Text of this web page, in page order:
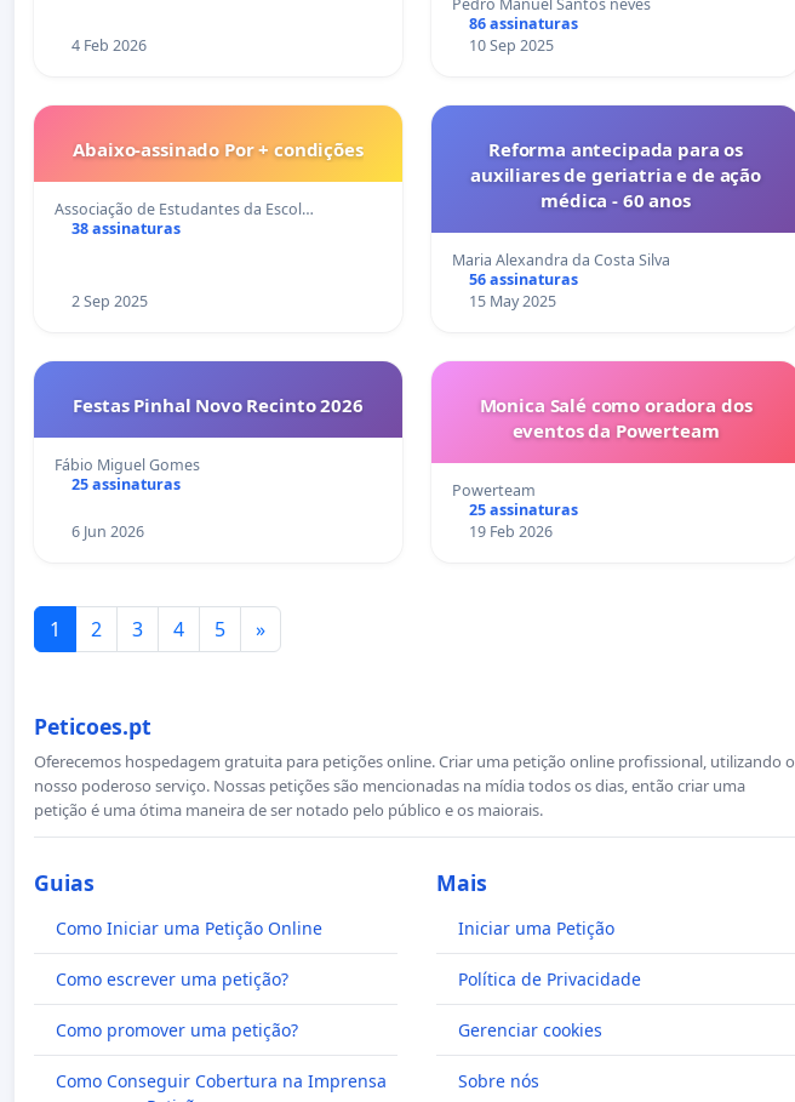
4 Feb 2026
86 assinaturas
10 Sep 2025
Abaixo-assinado Por + condições
Associação de Estudantes da Escol…
38 assinaturas
2 Sep 2025
Reforma antecipada para os
auxiliares de geriatria e de ação
médica - 60 anos
Maria Alexandra da Costa Silva
56 assinaturas
15 May 2025
Festas Pinhal Novo Recinto 2026
Fábio Miguel Gomes
25 assinaturas
6 Jun 2026
Monica Salé como oradora dos
eventos da Powerteam
Powerteam
25 assinaturas
19 Feb 2026
1 2 3 4 5 »
Peticoes.pt
Oferecemos hospedagem gratuita para petições online. Criar uma petição online profissional, utilizando o
nosso poderoso serviço. Nossas petições são mencionadas na mídia todos os dias, então criar uma
petição é uma ótima maneira de ser notado pelo público e os maiorais.
Guias
Como Iniciar uma Petição Online
Como escrever uma petição?
Como promover uma petição?
Como Conseguir Cobertura na Imprensa
Mais
Iniciar uma Petição
Política de Privacidade
Gerenciar cookies
Sobre nós